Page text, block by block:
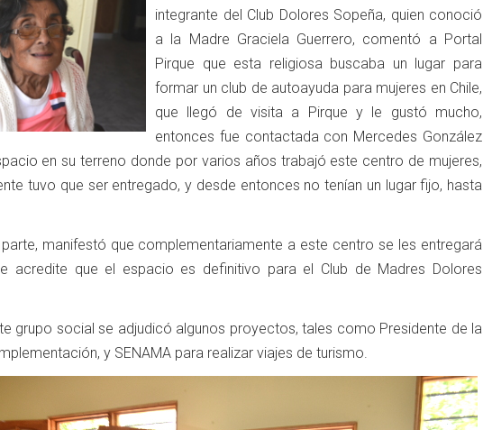
integrante del Club Dolores Sopeña, quien conoció
a la Madre Graciela Guerrero, comentó a Portal
Pirque que esta religiosa buscaba un lugar para
formar un club de autoayuda para mujeres en Chile,
que llegó de visita a Pirque y le gustó mucho,
entonces fue contactada con Mercedes González
en su terreno donde por varios años trabajó este centro de mujeres,
tuvo que ser entregado, y desde entonces no tenían un lugar fijo, hasta
manifestó que complementariamente a este centro se les entregará
acredite que el espacio es definitivo para el Club de Madres Dolores
grupo social se adjudicó algunos proyectos, tales como Presidente de la
y SENAMA para realizar viajes de turismo.